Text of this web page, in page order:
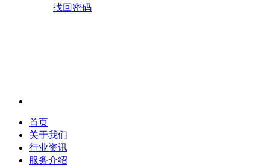
找回密码
首页
关于我们
行业资讯
服务介绍